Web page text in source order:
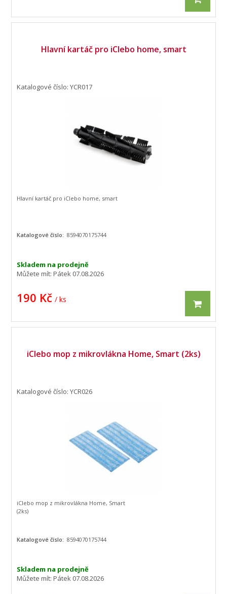
Hlavní kartáč pro iClebo home, smart
Katalogové číslo: YCR017
Skladem na prodejně
Můžete mít:Pátek 07.08.2026
190 Kč / ks
Hlavní kartáč pro iClebo home, smart
Katalogové číslo:8594070175744
iClebo mop z mikrovlákna Home, Smart (2ks)
Katalogové číslo: YCR026
Skladem na prodejně
Můžete mít:Pátek 07.08.2026
iClebo mop z mikrovlákna Home, Smart
(2ks)
Katalogové číslo:8594070175744